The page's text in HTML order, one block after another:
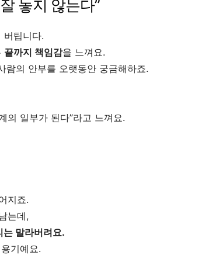
놓지 않는다”
버팁니다.
끝까지 책임감을 느껴요.
람의 안부를 오랫동안 궁금해하죠.
의 일부가 된다”라고 느껴요.
지죠.
는데,
는 말라버려요.
기예요.